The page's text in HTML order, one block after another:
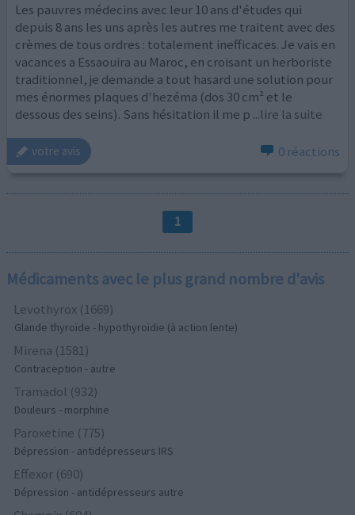
Les pauvres médecins avec leur 10 ans d'études qui
depuis 8 ans les uns après les autres me traitent avec des
crèmes de tous ordres : totalement inefficaces. Je vais en
vacances a Essaouira au Maroc, en croisant un herboriste
traditionnel, je demande a tout hasard une solution pour
mes énormes plaques d'hezéma (dos 30 cm² et le
dessous des seins). Sans hésitation il me p ...lire la suite
votre avis 0 réactions
1
Médicaments avec le plus grand nombre d'avis
Levothyrox (1669)
Glande thyroïde - hypothyroïdie (à action lente)
Mirena (1581)
Contraception - autre
Tramadol (932)
Douleurs - morphine
Paroxetine (775)
Dépression - antidépresseurs IRS
Effexor (690)
Dépression - antidépresseurs autre